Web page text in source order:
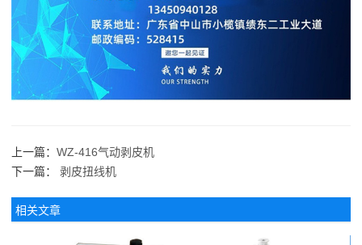
上一篇： WZ-416气动剥皮机
下一篇： 剥皮扭线机
相关文章